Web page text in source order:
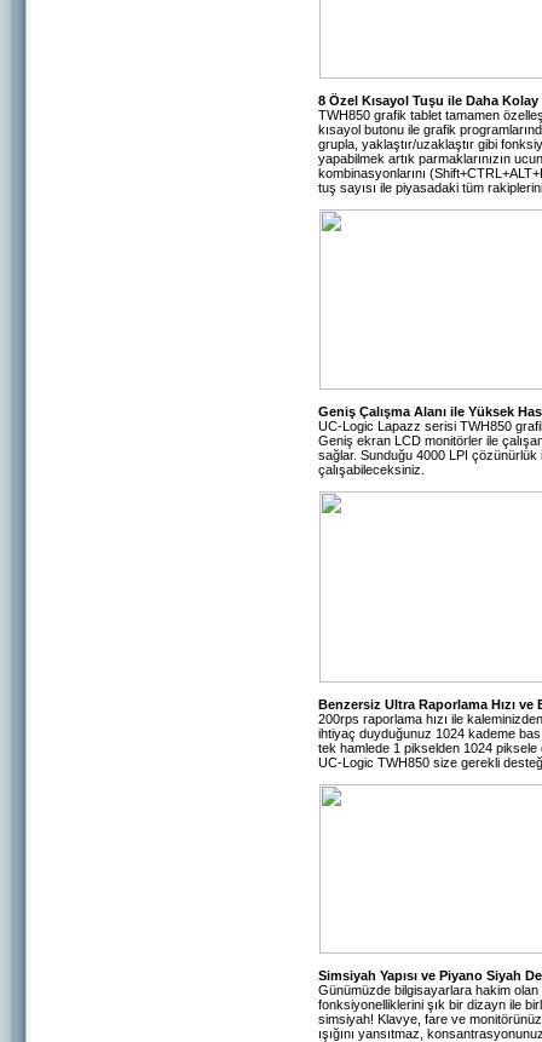
8 Özel Kısayol Tuşu ile Daha
TWH850 grafik tablet tamamen
kısayol butonu ile grafik
grupla, yaklaştır/uzaklaştır gibi
yapabilmek artık parmaklarınızın
kombinasyonlarını
tuş sayısı ile piyasadaki tüm
Geniş Çalışma Alanı ile Yüksek
UC-Logic Lapazz serisi TWH850
Geniş ekran LCD monitörler ile
sağlar. Sunduğu 4000 LPI
çalışabileceksiniz.
Benzersiz Ultra Raporlama Hızı ve
200rps raporlama hızı ile
ihtiyaç duyduğunuz 1024 kademe
tek hamlede 1 pikselden 1024
UC-Logic TWH850 size gerekli
Simsiyah Yapısı ve Piyano Siyah
Günümüzde bilgisayarlara hakim
fonksiyonelliklerini şık bir dizayn ile
simsiyah! Klavye, fare ve
ışığını yansıtmaz,